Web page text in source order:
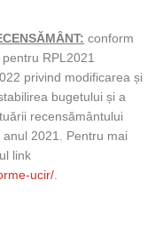
conform
RPL2021
privind modificarea și
bugetului și a
recensământului
2021. Pentru mai
link
ucir/